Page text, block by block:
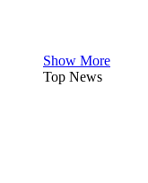
Show More
Top News